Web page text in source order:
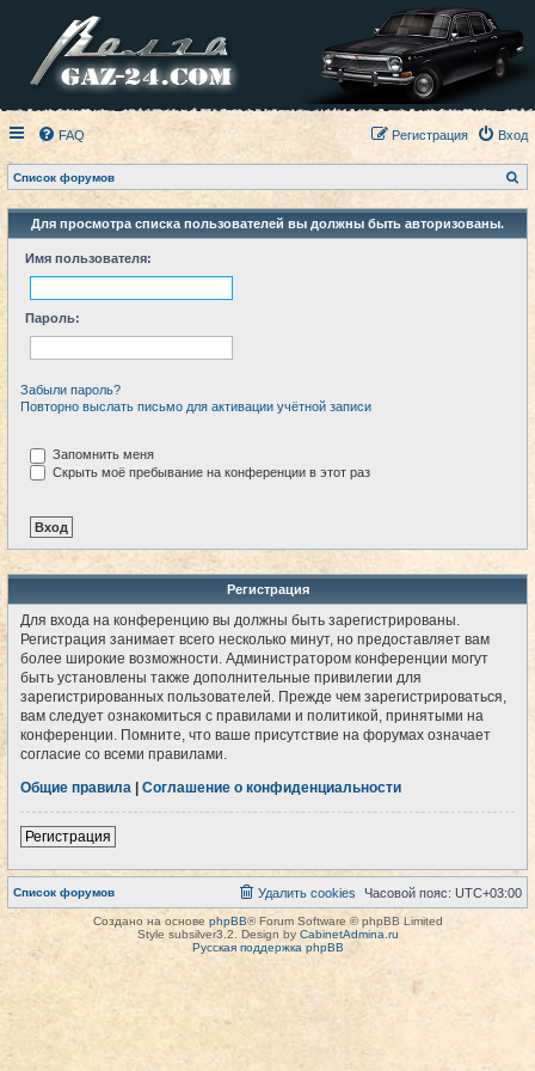
FAQ Вход
Регистрация
Список форумов
о
с
Для просмотра списка пользователей вы должны быть авторизованы.
Имя пользователя:
Пароль:
Забыли пароль?
Повторно выслать письмо для активации учётной записи
Запомнить меня
Скрыть моё пребывание на конференции в этот раз
Регистрация
Для входа на конференцию вы должны быть зарегистрированы.
Регистрация занимает всего несколько минут, но предоставляет вам
более широкие возможности. Администратором конференции могут
быть установлены также дополнительные привилегии для
зарегистрированных пользователей. Прежде чем зарегистрироваться,
вам следует ознакомиться с правилами и политикой, принятыми на
конференции. Помните, что ваше присутствие на форумах означает
согласие со всеми правилами.
Общие правила
Соглашение о конфиденциальности
Регистрация
Список форумов Часовой пояс: UTC+03:00
Удалить cookies
Создано на основе phpBB® Forum Software © phpBB Limited
Style subsilver3.2. Design by CabinetAdmina.ru
Русская поддержка phpBB